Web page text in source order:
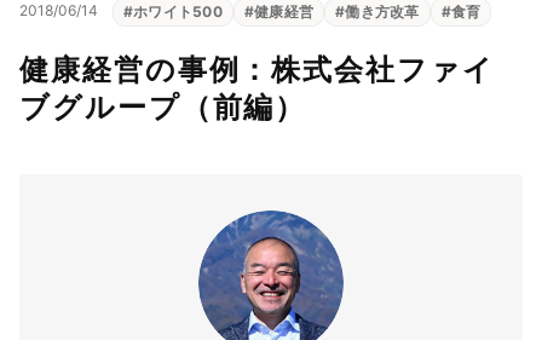
2018/06/14 #ホワイト500 #健康経営 #働き方改革 #食育
健康経営の事例：株式会社ファイ
ブグループ（前編）